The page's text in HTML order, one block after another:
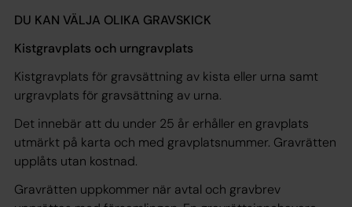
DU KAN VÄLJA OLIKA GRAVSKICK
Kistgravplats och urngravplats
Kistgravplats för gravsättning av kista eller urna samt
urgravplats för gravsättning av urna.
Det innebär att du under 25 år erhåller en gravplats
utmärkt på karta och med gravplatsnummer. Gravrätten
upplåts utan kostnad.
Gravrätten uppkommer när avtal och gravbrev